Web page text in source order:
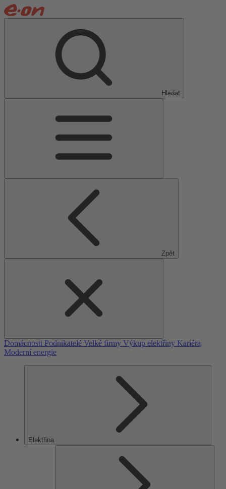
Hledat
Zpět
Domácnosti Podnikatelé Velké firmy Výkup elektřiny Kariéra
Moderní energie
Elektřina